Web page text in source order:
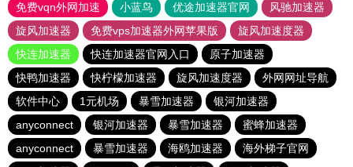
免费vqn外网加速
小蓝鸟 优途加速器官网
风驰加速器
旋风加速器
免费vps加速器外网苹果版
旋风加速度器
快连加速器
快连加速器官网入口
原子加速器
快鸭加速器
快柠檬加速器 旋风加速度器
外网网址导航
软件中心
1元机场 暴雪加速器
银河加速器
anyconnect
银河加速器 暴雪加速器
蜜蜂加速器
anyconnect
暴雪加速器 海鸥加速器
海外梯子官网